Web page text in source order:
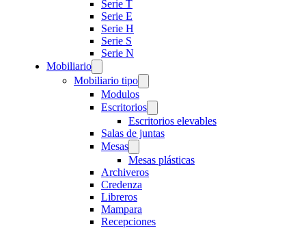
Serie T
Serie E
Serie H
Serie S
Serie N
Mobiliario
Mobiliario tipo
Modulos
Escritorios
Escritorios elevables
Salas de juntas
Mesas
Mesas plásticas
Archiveros
Credenza
Libreros
Mampara
Recepciones